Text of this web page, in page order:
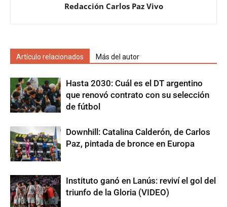
Redacción Carlos Paz Vivo
Artículo relacionados Más del autor
Hasta 2030: Cuál es el DT argentino
que renovó contrato con su selección
de fútbol
Downhill: Catalina Calderón, de Carlos
Paz, pintada de bronce en Europa
Instituto ganó en Lanús: reviví el gol del
triunfo de la Gloria (VIDEO)